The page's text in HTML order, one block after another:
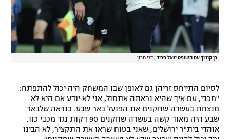
רן קוז'וך עם השופט יגאל פריד דני מרון
לסיום התייחס זריהן גם לאופן שבו המשחק היה יכול להתפתח:
"מכבי, עם איך שהיא נראתה אתמול, אני לא יודע אם היא לא
מנצחת בעשרה שחקנים את הפועל באר שבע. כנראה שלבאר
שבע היה מאוד קשה בעשרה שחקנים 90 דקות נגד מכבי כזו.
אוהדי בית"ר ירושלים, שאני בטוח שראו את התקציר, לא הבינו